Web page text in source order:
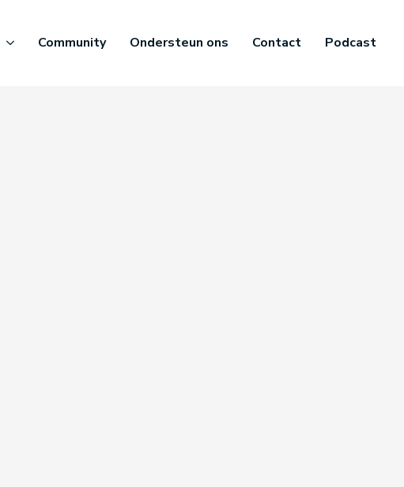
Community Ondersteun ons Contact Podcast